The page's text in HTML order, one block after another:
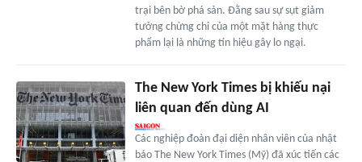
trại bên bờ phá sản. Đằng sau sự sụt giảm
tưởng chừng chỉ của một mặt hàng thực
phẩm lại là những tín hiệu gây lo ngại.
The New York Times bị khiếu nại
liên quan đến dùng AI
Các nghiệp đoàn đại diện nhân viên của nhật
báo The New York Times (Mỹ) đã xúc tiến các